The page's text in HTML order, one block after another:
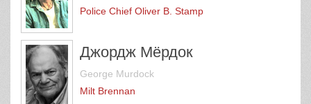
Police Chief Oliver B. Stamp
Джордж Мёрдок
George Murdock
Milt Brennan